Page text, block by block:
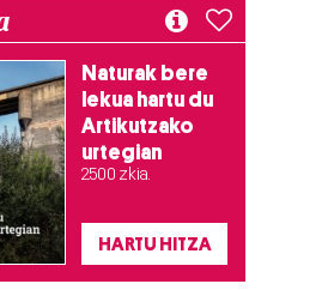
baimenik eskatzen, eta beren
babesten dira. Ikusi gure
ustez zein helburutarako
eta horren aurka nola egin
prozesatzeko moduari
eta ezarri zure lehentasunak
unetan alda edo ken dezakezu
Naturak bere
lekua hartu du
Artikutzako
urtegian
2.500 zkia.
HARTU HITZA